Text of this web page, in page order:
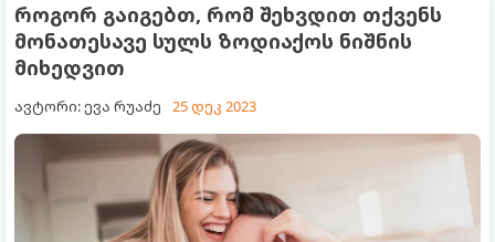
როგორ გაიგებთ, რომ შეხვდით თქვენს
მონათესავე სულს ზოდიაქოს ნიშნის
მიხედვით
ავტორი: ევა რუაძე 25 დეკ 2023